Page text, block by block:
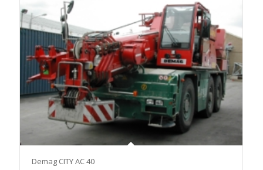
Demag CITY AC 40